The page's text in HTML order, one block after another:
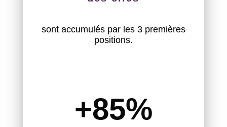
sont accumulés par les 3 premières
positions.
+85%